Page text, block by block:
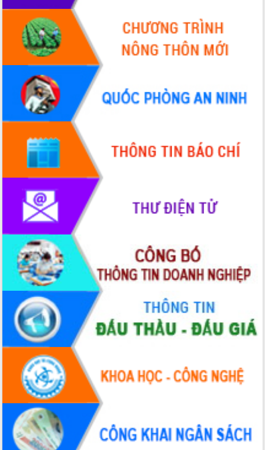
Phó Chủ tịch UBND tỉnh Đắk Lắk
Trương Công Thái kiểm tra thực địa
Dự án cao tốc Khánh Hòa - Buôn Ma
Thuột
Định vị cà phê Việt Nam như một “di
sản sống” trong dòng chảy toàn cầu
Xây dựng nông thôn mới: Nâng cao đời
sống người dân từ những mô hình thiết
thực
Quyết liệt tháo gỡ vướng mắc, đẩy
nhanh tiến độ các dự án trọng điểm
trong Khu kinh tế Nam Phú Yên
Hòn Yến phát triển du lịch gắn với bảo
tồn biển
Lấy ý kiến điều chỉnh Quy hoạch tỉnh
Đắk Lắk thời kỳ 2021-2030, tầm nhìn
đến năm 2050
Phát động chiến dịch 30 ngày đêm
giải phóng mặt bằng Tuyến đường bộ
ven biển
Đắk Lắk nỗ lực thúc đẩy tăng trưởng
kinh tế từ 10% trở lên trong Quý
II/2026
Đắk Lắk ký kết thỏa thuận hợp tác về
chuyển đổi số giai đoạn 2026 – 2030
với Tập đoàn Bưu chính Viễn thông
Việt Nam
Thứ trưởng Bộ Y tế làm việc với tỉnh
Đắk Lắk về phát triển nhân lực y tế
cho trạm y tế cấp xã
Du lịch Đắk Lắk nâng tầm trải nghiệm
du khách thông qua Hệ thống cơ sở dữ
liệu và Bản đồ số
Tập huấn ứng dụng trí tuệ nhân tạo (AI)
trong thương mại điện tử năm 2026